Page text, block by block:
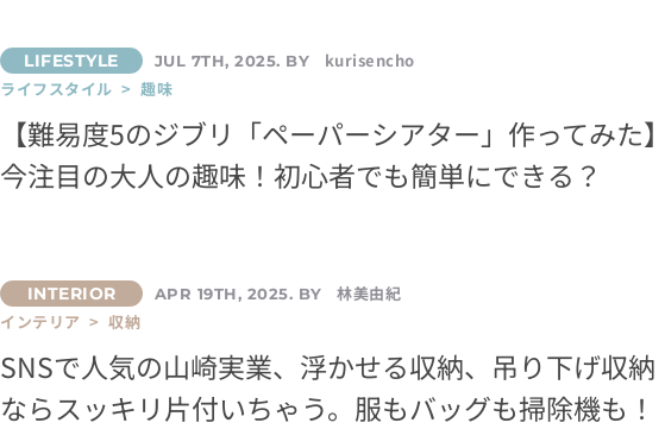
JUL 7TH, 2025. BY
kurisencho
ライフスタイル > 趣味
【難易度5のジブリ「ペーパーシアター」作ってみた】
今注目の大人の趣味！初心者でも簡単にできる？
APR 19TH, 2025. BY
林美由紀
インテリア > 収納
SNSで人気の山崎実業、浮かせる収納、吊り下げ収納
ならスッキリ片付いちゃう。服もバッグも掃除機も！